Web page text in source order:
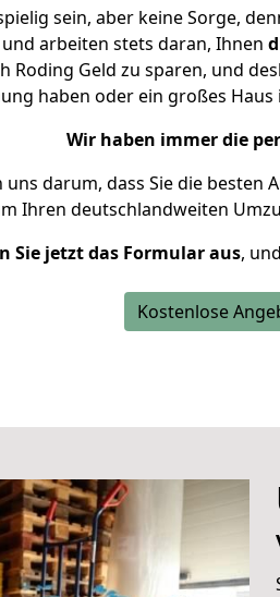
sein, aber keine Sorge,
und arbeiten stets daran, Ihnen
Roding Geld zu sparen, und
haben oder ein großes
Wir haben immer die
darum, dass Sie die besten
Ihren deutschlandweiten
Sie jetzt das Formular aus,
Kostenlose